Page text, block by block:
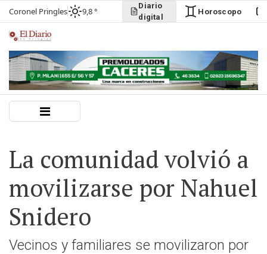
Coronel Pringles 9,8 °
Diario
digital
Horoscopo
La comunidad volvió a
movilizarse por Nahuel
Snidero
Vecinos y familiares se movilizaron por